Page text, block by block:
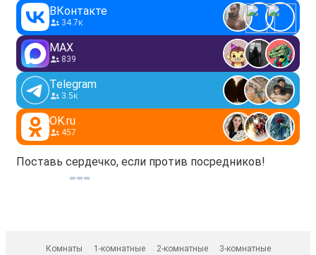
ВКонтакте
34.7к
MAX
839
Telegram
3.5к
OK.ru
457
Поставь сердечко, если против посредников!
Комнаты 1-комнатные 2-комнатные 3-комнатные